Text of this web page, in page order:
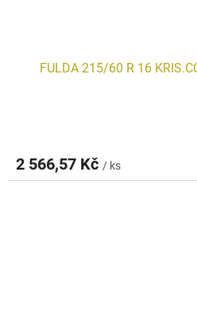
FULDA 215/60 R 16
2 566,57 Kč / ks